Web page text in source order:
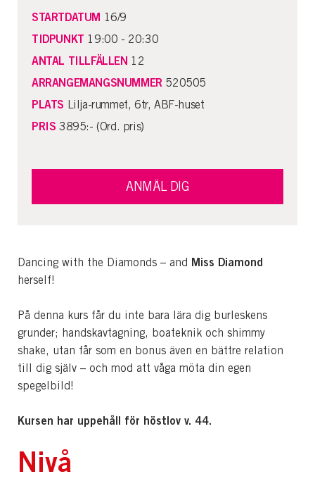
Dancing with the Diamonds – and Miss Diamond
herself!
På denna kurs får du inte bara lära dig burleskens
grunder; handskavtagning, boateknik och shimmy
shake, utan får som en bonus även en bättre relation
till dig själv – och mod att våga möta din egen
spegelbild!
Kursen har uppehåll för höstlov v. 44.
Nivå
STARTDATUM 16/9
TIDPUNKT 19:00 - 20:30
ANTAL TILLFÄLLEN 12
ARRANGEMANGSNUMMER520505
PLATS Lilja-rummet, 6tr, ABF-huset
PRIS 3895:- (Ord. pris)
ANMÄL DIG